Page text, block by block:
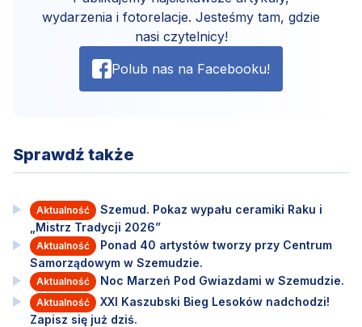
wydarzenia i fotorelacje. Jesteśmy tam, gdzie
nasi czytelnicy!
Polub nas na Facebooku!
Sprawdź także
Aktualność
Szemud. Pokaz wypału ceramiki Raku i
„Mistrz Tradycji 2026”
Aktualność
Ponad 40 artystów tworzy przy Centrum
Samorządowym w Szemudzie.
Aktualność Noc Marzeń Pod Gwiazdami w Szemudzie.
Aktualność
XXI Kaszubski Bieg Lesoków nadchodzi!
Zapisz się już dziś.